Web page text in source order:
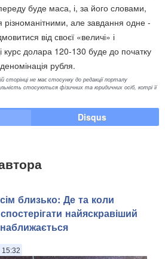
буде маса, і, за його словами,
різноманітними, але завдання одне -
від своєї «величі» і
курс долара 120-130 буде до початку
рубля.
сторінці не має стосунку до редакції порталу
стосуються фізичних та юридичних осіб, котрі її
Disqus
близько: Де та коли
найяскравіший
15:32